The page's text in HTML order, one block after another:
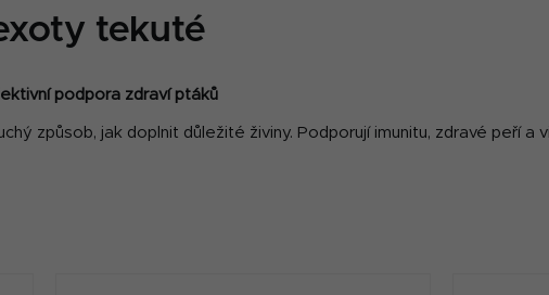
tekuté
podpora zdraví ptáků
způsob, jak doplnit důležité živiny. Podporují imunitu, zdravé peří a